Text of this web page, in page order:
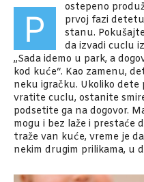
P
ostepeno
prvoj fazi
stanu.
da izvadi cuclu
„Sada idemo u park, a
kod kuće“. Kao zamenu,
neku igračku. Ukoliko
vratite cuclu, ostanite
podsetite ga na dogovor.
mogu i bez laže i prestaće
traže van kuće, vreme je
nekim drugim prilikama, u